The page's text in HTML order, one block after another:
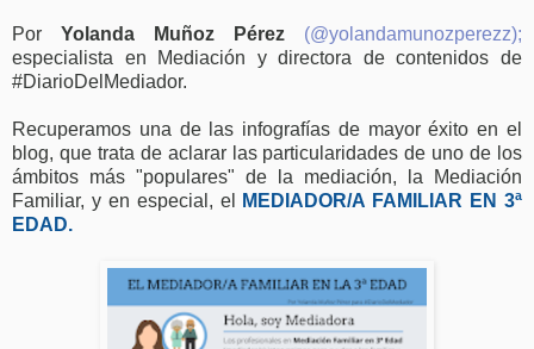
Por Yolanda Muñoz Pérez
(@yolandamunozperezz);
especialista en Mediación y directora de contenidos de
#DiarioDelMediador.
Recuperamos una de las infografías de mayor éxito en el
blog, que trata de aclarar las particularidades de uno de los
ámbitos más "populares" de la mediación, la Mediación
Familiar, y en especial, el
MEDIADOR/A FAMILIAR EN 3ª
EDAD.